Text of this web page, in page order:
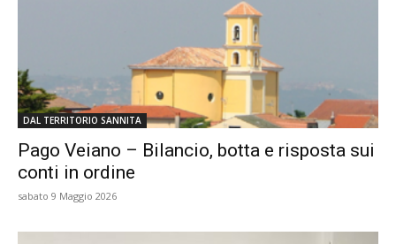
DAL TERRITORIO SANNITA
Pago Veiano – Bilancio, botta e risposta sui
conti in ordine
sabato 9 Maggio 2026